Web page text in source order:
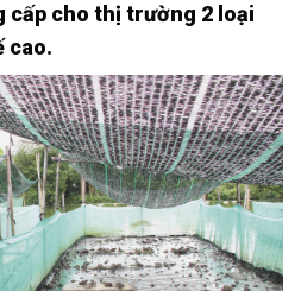
cấp cho thị trường 2 loại
cao.